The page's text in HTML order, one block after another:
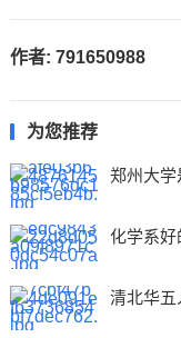
作者: 791650988
为您推荐
郑州大学
化学系好
清北华五